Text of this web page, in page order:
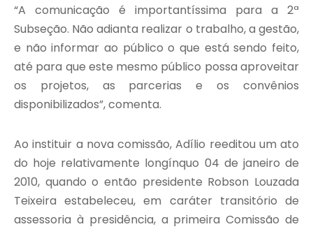
“A comunicação é importantíssima para a 2ª
Subseção. Não adianta realizar o trabalho, a gestão,
e não informar ao público o que está sendo feito,
até para que este mesmo público possa aproveitar
os projetos, as parcerias e os convênios
disponibilizados”, comenta.
Ao instituir a nova comissão, Adílio reeditou um ato
do hoje relativamente longínquo 04 de janeiro de
2010, quando o então presidente Robson Louzada
Teixeira estabeleceu, em caráter transitório de
assessoria à presidência, a primeira Comissão de